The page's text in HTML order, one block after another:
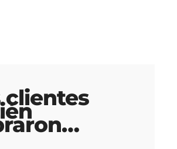
clientes